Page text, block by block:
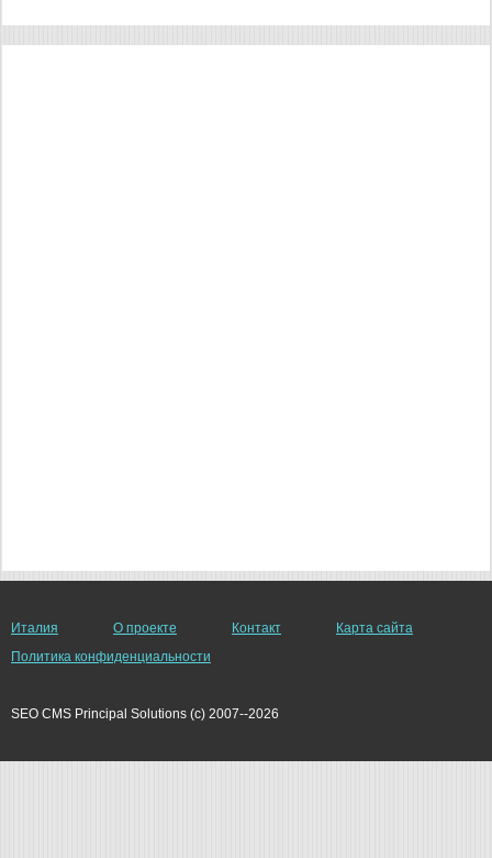
Италия О проекте Контакт
Карта сайта
Политика конфиденциальности
SEO CMS Principal Solutions (c) 2007--2026